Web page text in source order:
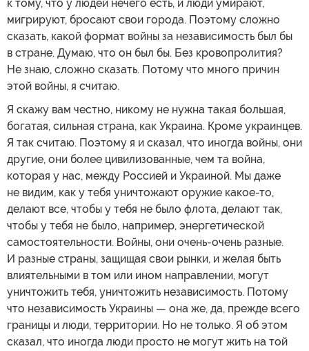
к тому, что у людей нечего есть, и люди умирают,
мигрируют, бросают свои города. Поэтому сложно
сказать, какой формат войны за независимость был бы
в стране. Думаю, что он был бы. Без кровопролития?
Не знаю, сложно сказать. Потому что много причин
этой войны, я считаю.
Я скажу вам честно, никому не нужна такая большая,
богатая, сильная страна, как Украина. Кроме украинцев.
Я так считаю. Поэтому я и сказал, что иногда войны, они
другие, они более цивилизованные, чем та война,
которая у нас, между Россией и Украиной. Мы даже
не видим, как у тебя уничтожают оружие какое-то,
делают все, чтобы у тебя не было флота, делают так,
чтобы у тебя не было, например, энергетической
самостоятельности. Войны, они очень-очень разные.
И разные страны, защищая свои рынки, и желая быть
влиятельными в том или ином направлении, могут
уничтожить тебя, уничтожить независимость. Потому
что независимость Украины — она же, да, прежде всего
границы и люди, территории. Но не только. Я об этом
сказал, что иногда люди просто не могут жить на той